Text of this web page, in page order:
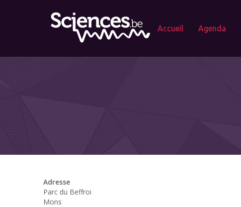
Accueil Agenda
Adresse
Parc du Beffroi
Mons